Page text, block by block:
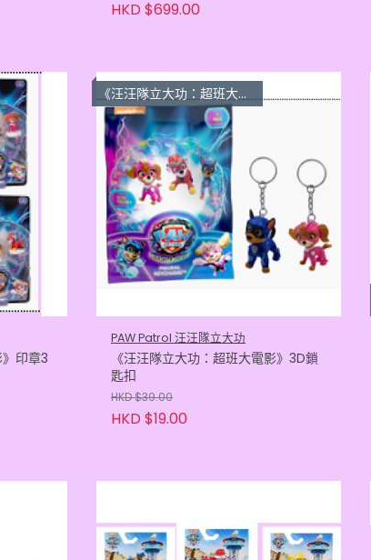
HKD $699.00
印章3
《汪汪隊立大功：超班大電影》3D鎖匙扣/印章 $30 for 3pcs
PAW Patrol 汪汪隊立大功
《汪汪隊立大功：超班大電影》3D鎖
匙扣
HKD $39.00
HKD $19.00